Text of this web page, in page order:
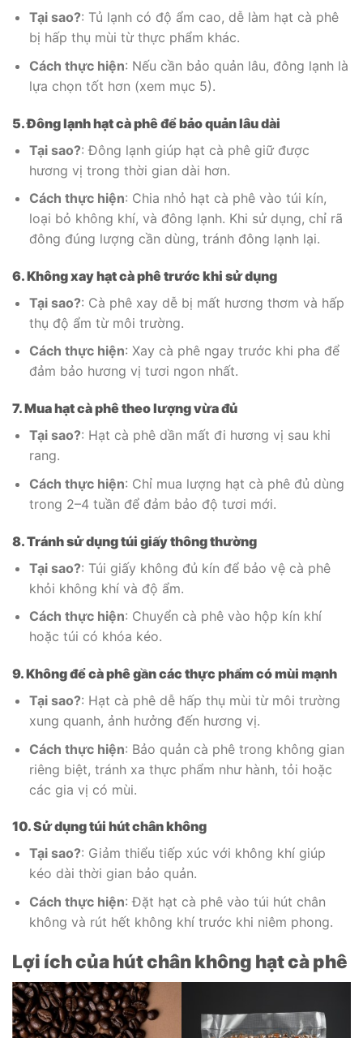
Tại sao?: Tủ lạnh có độ ẩm cao, dễ làm hạt cà phê
bị hấp thụ mùi từ thực phẩm khác.
Cách thực hiện: Nếu cần bảo quản lâu, đông lạnh là
lựa chọn tốt hơn (xem mục 5).
5. Đông lạnh hạt cà phê để bảo quản lâu dài
Tại sao?: Đông lạnh giúp hạt cà phê giữ được
hương vị trong thời gian dài hơn.
Cách thực hiện: Chia nhỏ hạt cà phê vào túi kín,
loại bỏ không khí, và đông lạnh. Khi sử dụng, chỉ rã
đông đúng lượng cần dùng, tránh đông lạnh lại.
6. Không xay hạt cà phê trước khi sử dụng
Tại sao?: Cà phê xay dễ bị mất hương thơm và hấp
thụ độ ẩm từ môi trường.
Cách thực hiện: Xay cà phê ngay trước khi pha để
đảm bảo hương vị tươi ngon nhất.
7. Mua hạt cà phê theo lượng vừa đủ
Tại sao?: Hạt cà phê dần mất đi hương vị sau khi
rang.
Cách thực hiện: Chỉ mua lượng hạt cà phê đủ dùng
trong 2–4 tuần để đảm bảo độ tươi mới.
8. Tránh sử dụng túi giấy thông thường
Tại sao?: Túi giấy không đủ kín để bảo vệ cà phê
khỏi không khí và độ ẩm.
Cách thực hiện: Chuyển cà phê vào hộp kín khí
hoặc túi có khóa kéo.
9. Không để cà phê gần các thực phẩm có mùi mạnh
Tại sao?: Hạt cà phê dễ hấp thụ mùi từ môi trường
xung quanh, ảnh hưởng đến hương vị.
Cách thực hiện: Bảo quản cà phê trong không gian
riêng biệt, tránh xa thực phẩm như hành, tỏi hoặc
các gia vị có mùi.
10. Sử dụng túi hút chân không
Tại sao?: Giảm thiểu tiếp xúc với không khí giúp
kéo dài thời gian bảo quản.
Cách thực hiện: Đặt hạt cà phê vào túi hút chân
không và rút hết không khí trước khi niêm phong.
Lợi ích của hút chân không hạt cà phê